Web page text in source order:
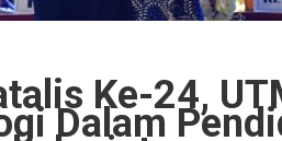
Ke-24,
Dalam